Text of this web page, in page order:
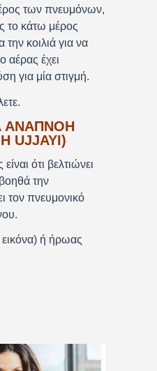
των πνευμόνων,
το κάτω μέρος
κοιλιά για να
αέρας έχει
για μία στιγμή.
ΑΝΑΠΝΟΗ
UJJAYI)
ότι βελτιώνει
την
τον πνευμονικό
ή ήρωας